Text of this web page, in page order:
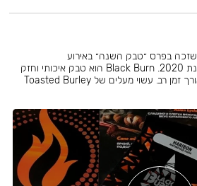
הליין החזק של חברת Burn שזכה בפרס ״טבק השנה״ באירוע
JohnCalliano Awards בשנת 2020. Black Burn הוא טבק איכותי וחזק
ששומר על הטעם והחוזק לאורך זמן רב. עשוי מעלים של Toasted Burley